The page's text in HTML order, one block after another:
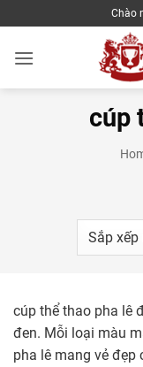
to
content
Chào
cúp
cúp thể thao pha lê
đen. Mỗi loại màu
pha lê mang vẻ đẹp